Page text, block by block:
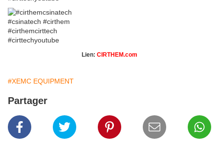
Lien: CIRTHEM.com
#XEMC EQUIPMENT
Partager